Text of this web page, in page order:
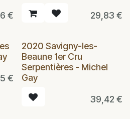
€ 29,83 €
€
2020 Savigny-les-
Beaune 1er Cru
Serpentières - Michel
Gay
39,42 €